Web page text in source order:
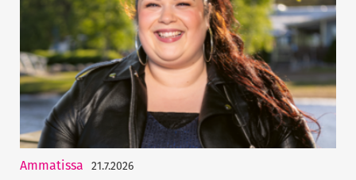
Ammatissa 21.7.2026